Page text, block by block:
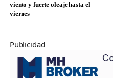
viento y fuerte oleaje hasta el
viernes
Publicidad